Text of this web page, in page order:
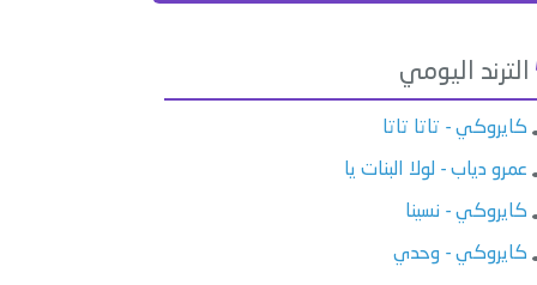
الترند اليومي
كايروكي - تاتا تاتا
عمرو دياب - لولا البنات يا
كايروكي - نسينا
كايروكي - وحدي